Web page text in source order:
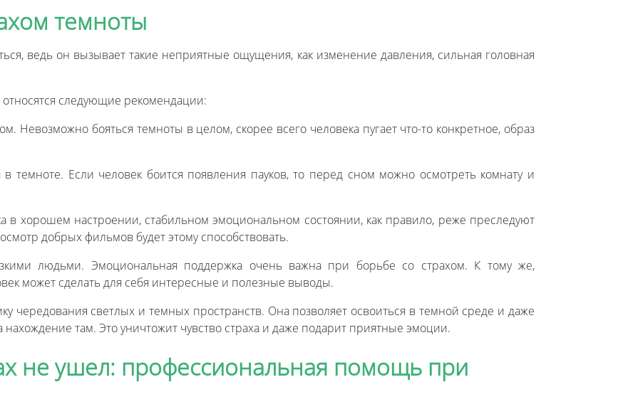
темноты
ведь он вызывает такие неприятные ощущения, как изменение давления, сильная головная
следующие рекомендации:
Невозможно бояться темноты в целом, скорее всего человека пугает что-то конкретное, образ
темноте. Если человек боится появления пауков, то перед сном можно осмотреть комнату и
в хорошем настроении, стабильном эмоциональном состоянии, как правило, реже преследуют
добрых фильмов будет этому способствовать.
людьми. Эмоциональная поддержка очень важна при борьбе со страхом. К тому же,
может сделать для себя интересные и полезные выводы.
чередования светлых и темных пространств. Она позволяет освоиться в темной среде и даже
там. Это уничтожит чувство страха и даже подарит приятные эмоции.
не ушел: профессиональная помощь при